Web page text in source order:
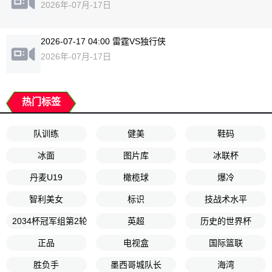
2026年-07月-17日
2026-07-17 04:00 雷霆VS独行侠
2026年-07月-17日
热门标签
队训练 健美 鞋码
冰面 图片库 冰联杯
丹麦U19 橄榄球 爆冷
智利美女 标识 技战术水平
2034杯冠军组第2轮 英超 历史的世界杯
正品 电视盒 国际篮联
胜负手 墨西哥城队长 海湾